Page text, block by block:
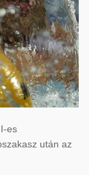
es
után az